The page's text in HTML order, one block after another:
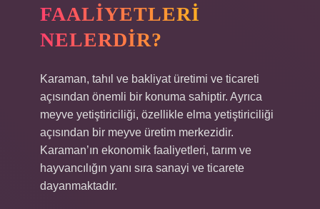
FAALIYETLERI
NELERDIR?
Karaman, tahıl ve bakliyat üretimi ve ticareti
açısından önemli bir konuma sahiptir. Ayrıca
meyve yetiştiriciliği, özellikle elma yetiştiriciliği
açısından bir meyve üretim merkezidir.
Karaman’ın ekonomik faaliyetleri, tarım ve
hayvancılığın yanı sıra sanayi ve ticarete
dayanmaktadır.